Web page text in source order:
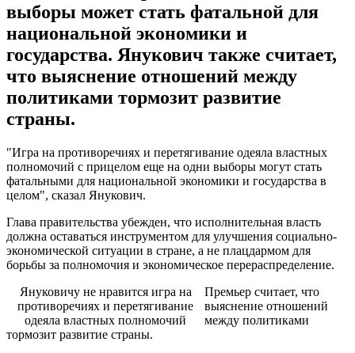
выборы может стать фатальной для
национальной экономики и
государства. Янукович также считает,
что выяснение отношений между
политиками тормозит развитие
страны.
"Игра на противоречиях и перетягивание одеяла властных
полномочий с прицелом еще на одни выборы могут стать
фатальными для национальной экономики и государства в
целом", сказал Янукович.
Глава правительства убежден, что исполнительная власть
должна оставаться инструментом для улучшения социально-
экономической ситуации в стране, а не плацдармом для
борьбы за полномочия и экономическое перераспределение.
Януковичу не нравится игра на
противоречиях и перетягивание
одеяла властных полномочий
Премьер считает, что
выяснение отношений
между политиками
тормозит развитие страны.